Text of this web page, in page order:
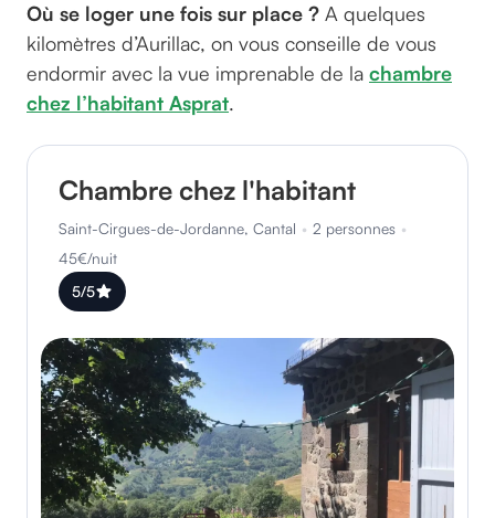
Où se loger une fois sur place ? A quelques
kilomètres d’Aurillac, on vous conseille de vous
endormir avec la vue imprenable de la chambre
chez l’habitant Asprat.
Chambre chez l'habitant
Saint-Cirgues-de-Jordanne, Cantal • 2 personnes •
45€/nuit
5/5